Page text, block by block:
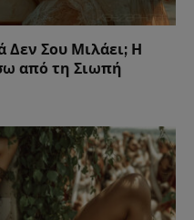
Δεν Σου Μιλάει; Η
από τη Σιωπή